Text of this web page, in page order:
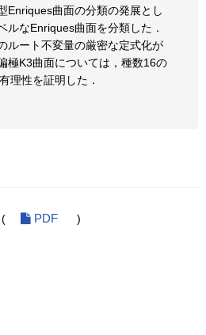
Enriques曲面の分類の発展とし
ルなEnriques曲面を分類した．
ルート不変量の厳密な定式化が
極K3曲面については，種数16の
理性を証明した．
( PDF )